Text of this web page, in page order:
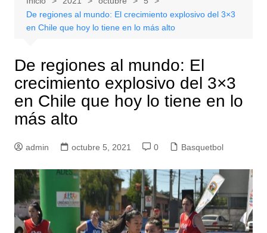
De regiones al mundo: El crecimiento explosivo del 3×3
en Chile que hoy lo tiene en lo más alto
De regiones al mundo: El
crecimiento explosivo del 3×3
en Chile que hoy lo tiene en lo
más alto
admin octubre 5, 2021 0 Basquetbol